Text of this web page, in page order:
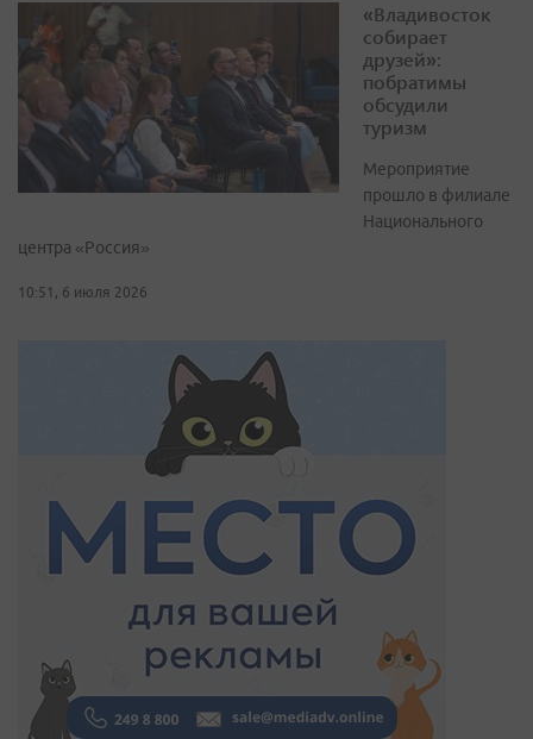
«Владивосток
собирает
друзей»:
побратимы
обсудили
туризм
Мероприятие
прошло в филиале
Национального
центра «Россия»
10:51, 6 июля 2026